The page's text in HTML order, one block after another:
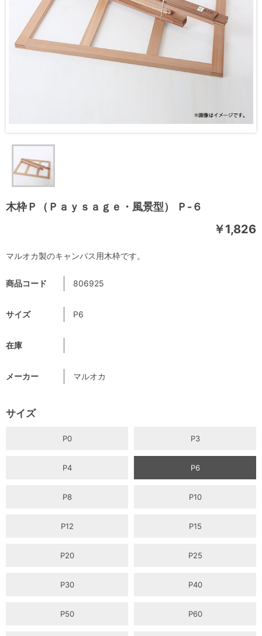
木枠Ｐ（Ｐａｙｓａｇｅ・風景型） Ｐ-６
￥1,826
商品コード 806925
サイズ P6
在庫
メーカー マルオカ
サイズ
P0 P3
P4 P6
P8 P10
P12 P15
P20 P25
P30 P40
P50 P60
マルオカ製のキャンバス用木枠です。